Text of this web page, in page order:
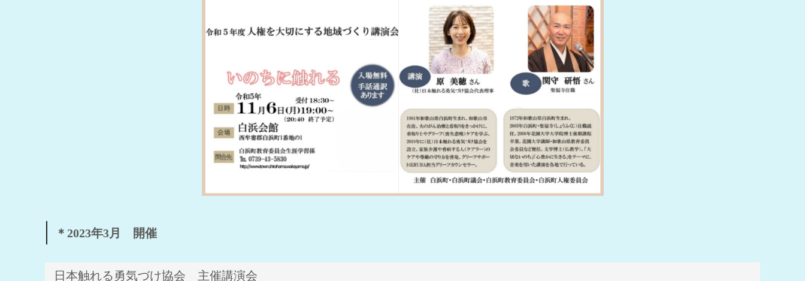
＊2023年3月 開催
日本触れる勇気づけ協会 主催講演会